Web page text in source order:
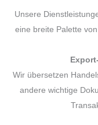
Unsere
eine breite Palette
Wir übersetzen
andere wichtige